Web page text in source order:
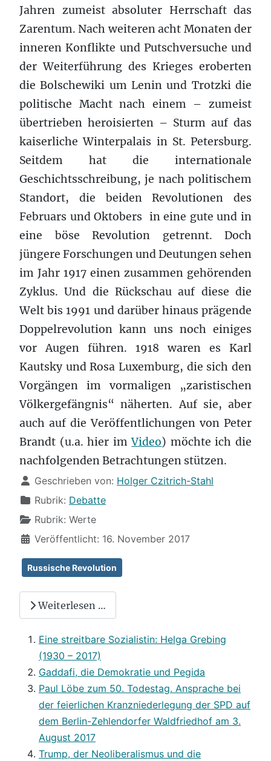
Jahren zumeist absoluter Herrschaft das
Zarentum. Nach weiteren acht Monaten der
inneren Konflikte und Putschversuche und
der Weiterführung des Krieges eroberten
die Bolschewiki um Lenin und Trotzki die
politische Macht nach einem – zumeist
übertrieben heroisierten – Sturm auf das
kaiserliche Winterpalais in St. Petersburg.
Seitdem hat die internationale
Geschichtsschreibung, je nach politischem
Standort, die beiden Revolutionen des
Februars und Oktobers in eine gute und in
eine böse Revolution getrennt. Doch
jüngere Forschungen und Deutungen sehen
im Jahr 1917 einen zusammen gehörenden
Zyklus. Und die Rückschau auf diese die
Welt bis 1991 und darüber hinaus prägende
Doppelrevolution kann uns noch einiges
vor Augen führen. 1918 waren es Karl
Kautsky und Rosa Luxemburg, die sich den
Vorgängen im vormaligen „zaristischen
Völkergefängnis“ näherten. Auf sie, aber
auch auf die Veröffentlichungen von Peter
Brandt (u.a. hier imVideo) möchte ich die
nachfolgenden Betrachtungen stützen.
DetailsGeschrieben von: Holger Czitrich-Stahl
Rubrik: Debatte
Rubrik: Werte
Veröffentlicht: 16. November 2017
Russische Revolution
Weiterlesen …
Eine streitbare Sozialistin: Helga Grebing
(1930 – 2017)
Gaddafi, die Demokratie und Pegida
Paul Löbe zum 50. Todestag. Ansprache bei
der feierlichen Kranzniederlegung der SPD auf
dem Berlin-Zehlendorfer Waldfriedhof am 3.
August 2017
Trump, der Neoliberalismus und die